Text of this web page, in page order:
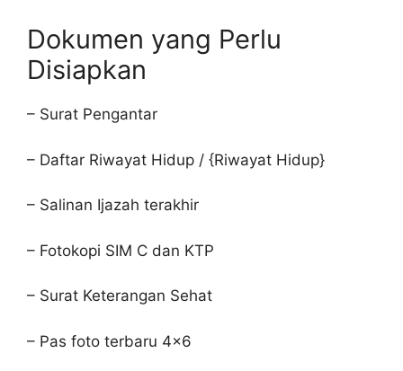
Dokumen yang Perlu
Disiapkan
– Surat Pengantar
– Daftar Riwayat Hidup / {Riwayat Hidup}
– Salinan Ijazah terakhir
– Fotokopi SIM C dan KTP
– Surat Keterangan Sehat
– Pas foto terbaru 4×6